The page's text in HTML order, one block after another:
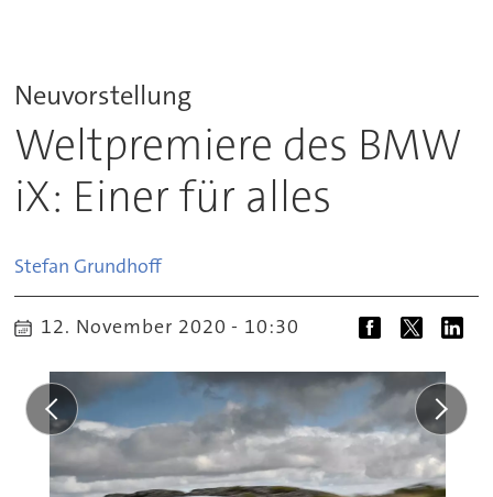
Neuvorstellung
Weltpremiere des BMW
iX: Einer für alles
Stefan Grundhoff
12. November 2020 - 10:30